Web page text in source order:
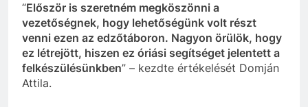
“Először is szeretném megköszönni a
vezetőségnek, hogy lehetőségünk volt részt
venni ezen az edzőtáboron. Nagyon örülök, hogy
ez létrejött, hiszen ez óriási segítséget jelentett a
felkészülésünkben” – kezdte értékelését Domján
Attila.